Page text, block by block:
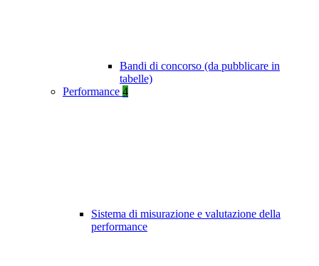
Bandi di concorso (da pubblicare in
tabelle)
Performance 4
Sistema di misurazione e valutazione della
performance